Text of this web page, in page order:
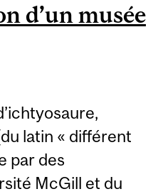
d’un musée
latin « différent
par des
McGill et du